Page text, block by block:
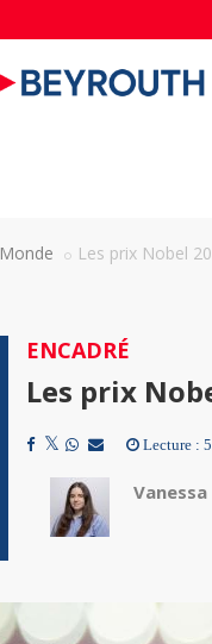
Monde Les prix Nobel
ENCADRÉ
Les prix
Lecture :
Vanessa